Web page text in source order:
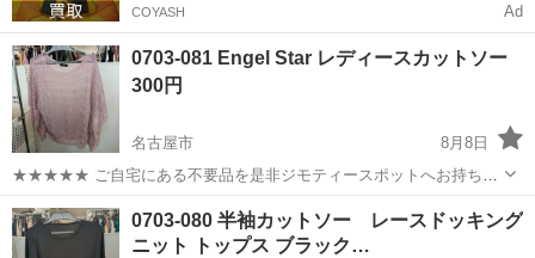
COYASH Ad
0703-081 Engel Star レディースカットソー
300円
名古屋市
8月8日
★★★★★ ご自宅にある不要品を是非ジモティースポットへお持ち込
みしませんか？ 家電、趣味・スポーツ・レジャー用品、こども用品、
衣料服飾品、生活雑貨、家具、本、CD・DVDなどが無料でまとめて持
ち込めます！ ※詳細はこ...
愛知 名古屋市 カットソー 現地
0703-080 半袖カットソー レースドッキング
ニット トップス ブラック…